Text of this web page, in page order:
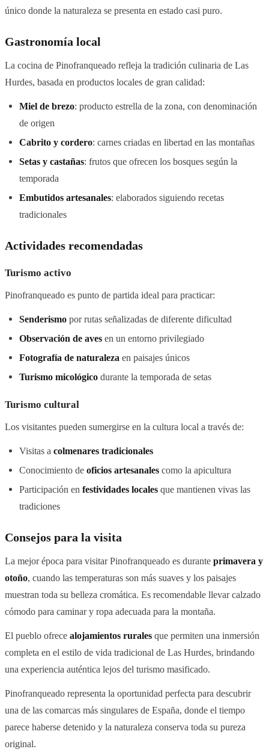
único donde la naturaleza se presenta en estado casi puro.
Gastronomía local
La cocina de Pinofranqueado refleja la tradición culinaria de Las
Hurdes, basada en productos locales de gran calidad:
Miel de brezo: producto estrella de la zona, con denominación
de origen
Cabrito y cordero: carnes criadas en libertad en las montañas
Setas y castañas: frutos que ofrecen los bosques según la
temporada
Embutidos artesanales: elaborados siguiendo recetas
tradicionales
Actividades recomendadas
Turismo activo
Pinofranqueado es punto de partida ideal para practicar:
Senderismo por rutas señalizadas de diferente dificultad
Observación de aves en un entorno privilegiado
Fotografía de naturaleza en paisajes únicos
Turismo micológico durante la temporada de setas
Turismo cultural
Los visitantes pueden sumergirse en la cultura local a través de:
Visitas a colmenares tradicionales
Conocimiento de oficios artesanales como la apicultura
Participación en festividades locales que mantienen vivas las
tradiciones
Consejos para la visita
La mejor época para visitar Pinofranqueado es durante primavera y
otoño, cuando las temperaturas son más suaves y los paisajes
muestran toda su belleza cromática. Es recomendable llevar calzado
cómodo para caminar y ropa adecuada para la montaña.
El pueblo ofrece alojamientos rurales que permiten una inmersión
completa en el estilo de vida tradicional de Las Hurdes, brindando
una experiencia auténtica lejos del turismo masificado.
Pinofranqueado representa la oportunidad perfecta para descubrir
una de las comarcas más singulares de España, donde el tiempo
parece haberse detenido y la naturaleza conserva toda su pureza
original.